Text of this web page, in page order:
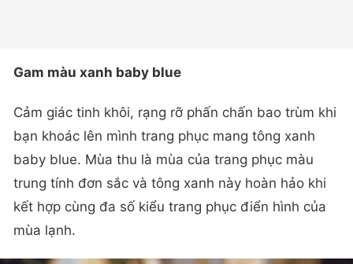
Gam màu xanh baby blue
Cảm giác tinh khôi, rạng rỡ phấn chấn bao trùm khi
bạn khoác lên mình trang phục mang tông xanh
baby blue. Mùa thu là mùa của trang phục màu
trung tính đơn sắc và tông xanh này hoàn hảo khi
kết hợp cùng đa số kiểu trang phục điển hình của
mùa lạnh.